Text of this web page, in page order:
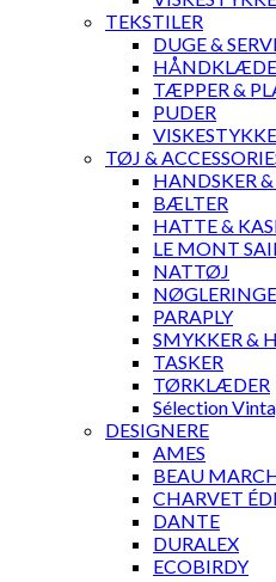
TEKSTILER
DUGE &
TÆPPER &
PUDER
TØJ &
HANDSKER &
BÆLTER
HATTE &
LE MONT
NATTØJ
NØGLERINGE
PARAPLY
SMYKKER &
TASKER
TØRKLÆDER
Sélection
DESIGNERE
AMES
BEAU
CHARVET
DANTE
DURALEX
ECOBIRDY